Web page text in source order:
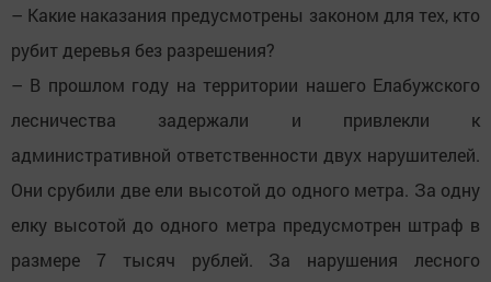
– Какие наказания предусмотрены законом для тех, кто
рубит деревья без разрешения?
– В прошлом году на территории нашего Елабужского
лесничества задержали и привлекли к
административной ответственности двух нарушителей.
Они срубили две ели высотой до одного метра. За одну
елку высотой до одного метра предусмотрен штраф в
размере 7 тысяч рублей. За нарушения лесного